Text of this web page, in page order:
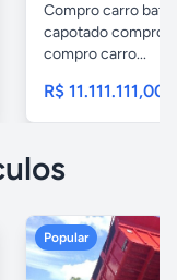
Compro carro
capotado compro
compro carro...
R$ 11.111.111,00
Popular